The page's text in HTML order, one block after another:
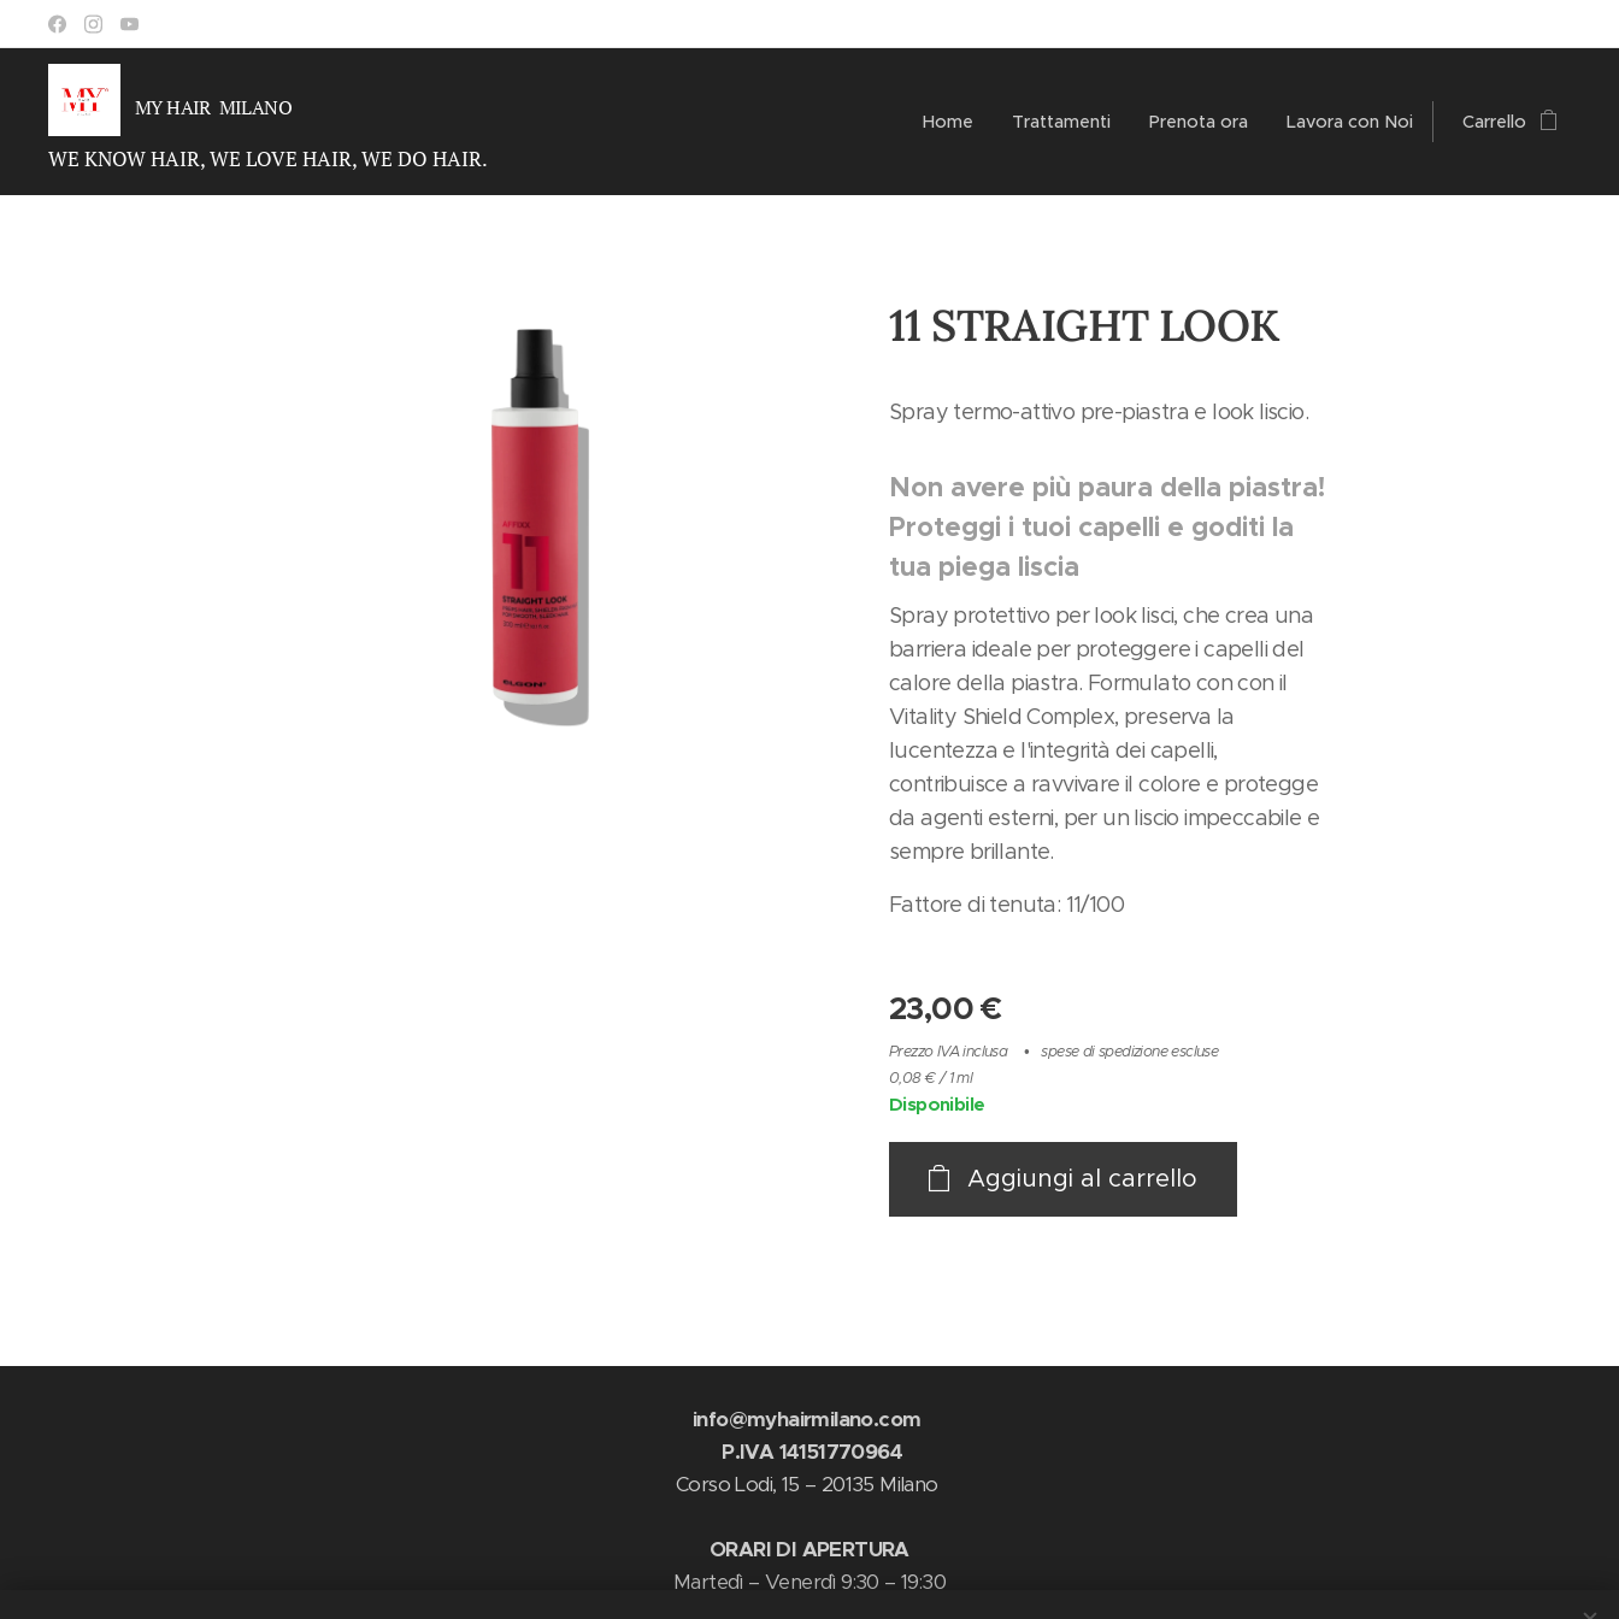
MY HAIR MILANO
WE KNOW HAIR, WE LOVE HAIR, WE DO HAIR.
Home Trattamenti Prenota ora Lavora con Noi Carrello
11 STRAIGHT LOOK
Spray termo-attivo pre-piastra e look liscio.
Non avere più paura della piastra!
Proteggi i tuoi capelli e goditi la
tua piega liscia
Spray protettivo per look lisci, che crea una
barriera ideale per proteggere i capelli del
calore della piastra. Formulato con con il
Vitality Shield Complex, preserva la
lucentezza e l'integrità dei capelli,
contribuisce a ravvivare il colore e protegge
da agenti esterni, per un liscio impeccabile e
sempre brillante.
Fattore di tenuta: 11/100
23,00€
Prezzo IVA inclusa
spese di spedizione escluse
0,08 € / 1 ml
Disponibile
Aggiungi al carrello
info@myhairmilano.com
P.IVA 14151770964
Corso Lodi, 15 – 20135 Milano
ORARI DI APERTURA
Martedì – Venerdì 9:30 – 19:30